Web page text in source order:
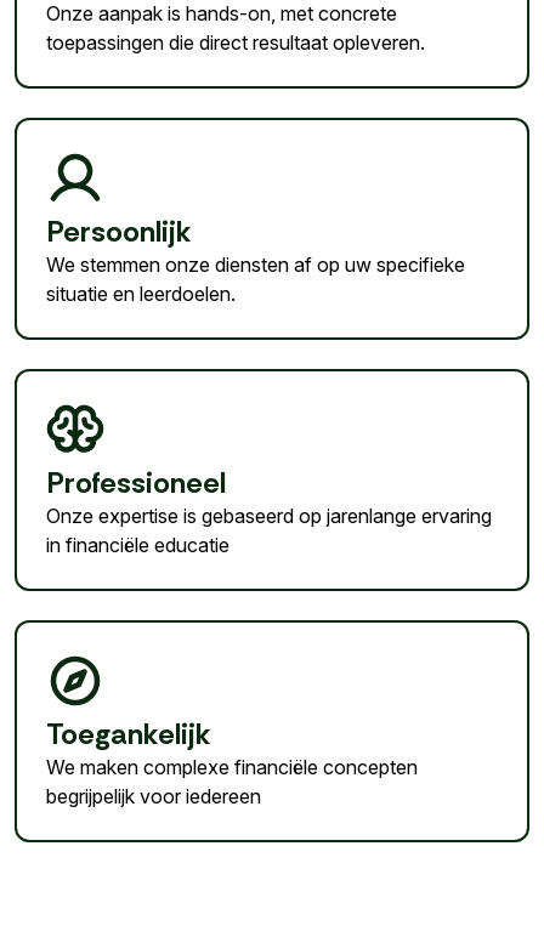
Onze aanpak is hands-on, met concrete
toepassingen die direct resultaat opleveren.
Persoonlijk
We stemmen onze diensten af op uw specifieke
situatie en leerdoelen.
Professioneel
Onze expertise is gebaseerd op jarenlange ervaring
in financiële educatie
Toegankelijk
We maken complexe financiële concepten
begrijpelijk voor iedereen